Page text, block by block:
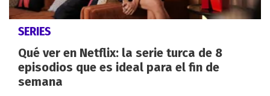
SERIES
Qué ver en Netflix: la serie turca de 8
episodios que es ideal para el fin de
semana